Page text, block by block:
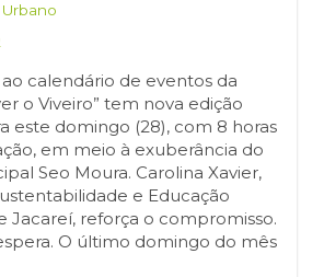
calendário de eventos da
o Viveiro” tem nova edição
este domingo (28), com 8 horas
em meio à exuberância do
Seo Moura. Carolina Xavier,
e Educação
Jacareí, reforça o compromisso.
O último domingo do mês